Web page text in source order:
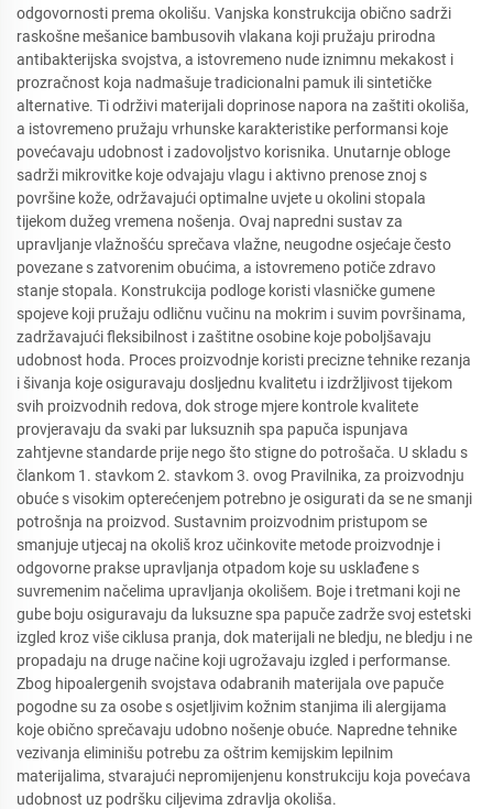
odgovornosti prema okolišu. Vanjska konstrukcija obično sadrži
raskošne mešanice bambusovih vlakana koji pružaju prirodna
antibakterijska svojstva, a istovremeno nude iznimnu mekakost i
prozračnost koja nadmašuje tradicionalni pamuk ili sintetičke
alternative. Ti održivi materijali doprinose napora na zaštiti okoliša,
a istovremeno pružaju vrhunske karakteristike performansi koje
povećavaju udobnost i zadovoljstvo korisnika. Unutarnje obloge
sadrži mikrovitke koje odvajaju vlagu i aktivno prenose znoj s
površine kože, održavajući optimalne uvjete u okolini stopala
tijekom dužeg vremena nošenja. Ovaj napredni sustav za
upravljanje vlažnošću sprečava vlažne, neugodne osjećaje često
povezane s zatvorenim obućima, a istovremeno potiče zdravo
stanje stopala. Konstrukcija podloge koristi vlasničke gumene
spojeve koji pružaju odličnu vučinu na mokrim i suvim površinama,
zadržavajući fleksibilnost i zaštitne osobine koje poboljšavaju
udobnost hoda. Proces proizvodnje koristi precizne tehnike rezanja
i šivanja koje osiguravaju dosljednu kvalitetu i izdržljivost tijekom
svih proizvodnih redova, dok stroge mjere kontrole kvalitete
provjeravaju da svaki par luksuznih spa papuča ispunjava
zahtjevne standarde prije nego što stigne do potrošača. U skladu s
člankom 1. stavkom 2. stavkom 3. ovog Pravilnika, za proizvodnju
obuće s visokim opterećenjem potrebno je osigurati da se ne smanji
potrošnja na proizvod. Sustavnim proizvodnim pristupom se
smanjuje utjecaj na okoliš kroz učinkovite metode proizvodnje i
odgovorne prakse upravljanja otpadom koje su usklađene s
suvremenim načelima upravljanja okolišem. Boje i tretmani koji ne
gube boju osiguravaju da luksuzne spa papuče zadrže svoj estetski
izgled kroz više ciklusa pranja, dok materijali ne bledju, ne bledju i ne
propadaju na druge načine koji ugrožavaju izgled i performanse.
Zbog hipoalergenih svojstava odabranih materijala ove papuče
pogodne su za osobe s osjetljivim kožnim stanjima ili alergijama
koje obično sprečavaju udobno nošenje obuće. Napredne tehnike
vezivanja eliminišu potrebu za oštrim kemijskim lepilnim
materijalima, stvarajući nepromijenjenu konstrukciju koja povećava
udobnost uz podršku ciljevima zdravlja okoliša.